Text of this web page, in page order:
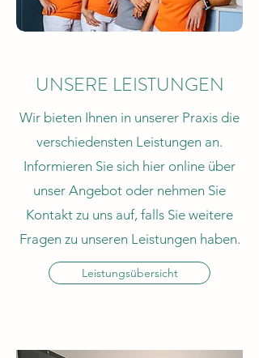
UNSERE LEISTUNGEN
Wir bieten Ihnen in unserer Praxis die
verschiedensten Leistungen an.
Informieren Sie sich hier online über
unser Angebot oder nehmen Sie
Kontakt zu uns auf, falls Sie weitere
Fragen zu unseren Leistungen haben.
Leistungsübersicht